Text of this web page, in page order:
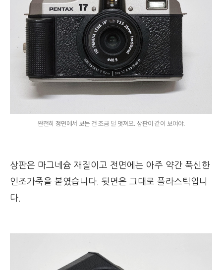
완전히 정면에서 보는 건 조금 덜 멋져요. 상판이 같이 보여야.
상판은 마그네슘 재질이고 전면에는 아주 약간 푹신한
인조가죽을 붙였습니다. 뒷면은 그대로 플라스틱입니
다.